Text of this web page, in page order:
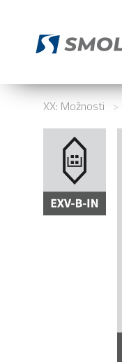
XX: Možnosti >